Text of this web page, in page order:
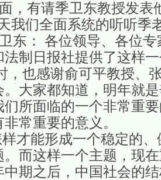
请季卫东教授发表他
我们全面系统的听听季
各位领导、各位专家
法制日报社提供了这样
，也感谢俞可平教授、
。大家都知道，明年就
们所面临的一个非常重
常重要的意义。
形成一个稳定的、健
。而这样一个主题，现
中期之后，中国社会的